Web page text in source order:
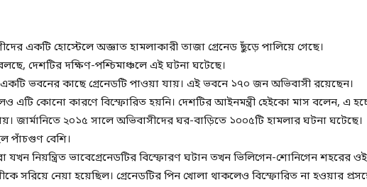
একটি হোস্টেলে অজ্ঞাত হামলাকারী তাজা গ্রেনেড ছুঁড়ে পালিয়ে গেছে।
দেশটির দক্ষিণ-পশ্চিমাঞ্চলে এই ঘটনা ঘটেছে।
ভবনের কাছে গ্রেনেডটি পাওয়া যায়। এই ভবনে ১৭০ জন অভিবাসী রয়েছেন।
এটি কোনো কারণে বিস্ফোরিত হয়নি। দেশটির আইনমন্ত্রী হেইকো মাস বলেন, এ
জার্মানিতে ২০১৫ সালে অভিবাসীদের ঘর-বাড়িতে ১০০৫টি হামলার ঘটনা ঘটেছে।
পাঁচগুণ বেশি।
যখন নিয়ন্ত্রিত ভাবেগ্রেনেডটির বিস্ফোরণ ঘটান তখন ভিলিগেন-শোনিগেন শহরের ওই
সরিয়ে নেয়া হয়েছিল। গ্রেনেডটির পিন খোলা থাকলেও বিস্ফোরিত না হওয়ার